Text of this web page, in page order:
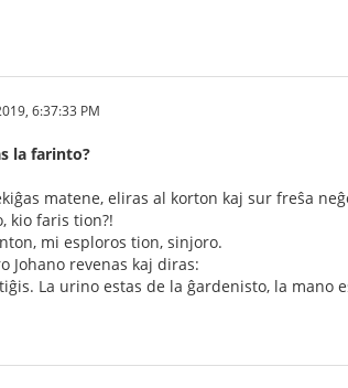
6:37:33 PM
la farinto?
matene, eliras al korton kaj sur freŝa
kio faris tion?!
mi esploros tion, sinjoro.
Johano revenas kaj diras:
La urino estas de la ĝardenisto, la mano